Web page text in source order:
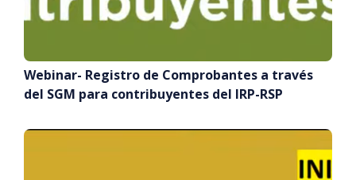
Webinar- Registro de Comprobantes a través
del SGM para contribuyentes del IRP-RSP